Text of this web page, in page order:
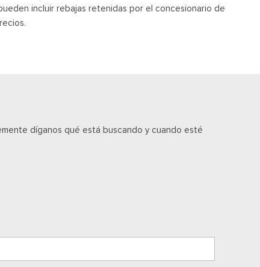
incluir rebajas retenidas por el concesionario de
díganos qué está buscando y cuando esté